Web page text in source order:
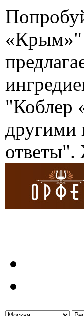
«Крым»"
"Коблер
другими
ответы".